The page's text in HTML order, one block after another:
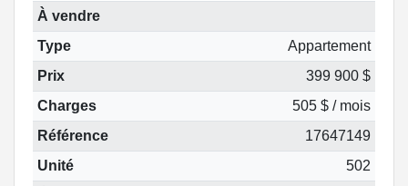
À vendre
Type
Appartement
Prix
399 900 $
Charges
505 $ / mois
Référence
17647149
Unité
502